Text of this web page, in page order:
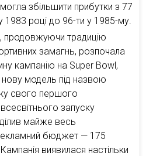
збільшити прибутки з 77
1983 році до 96-ти у 1985-му.
продовжуючи традицію
замагнь, розпочала
кампанію на Super Bowl,
модель під назвою
свого першого
запуску
майже весь
бюджет — 175
виявилася настільки